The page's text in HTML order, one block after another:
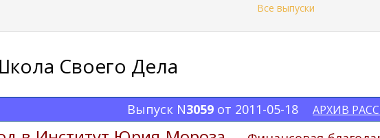
Все выпуски
Своего Дела
Выпуск N3059 от 2011-05-18 АРХИВ